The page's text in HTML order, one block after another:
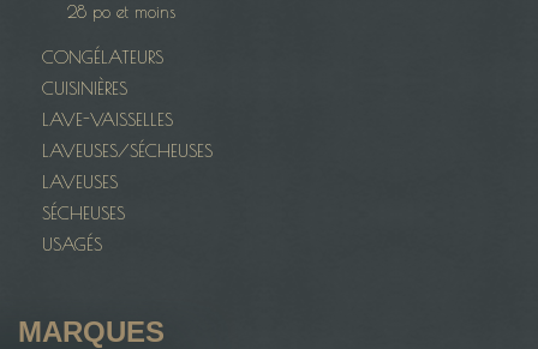
28 po et moins
CONGÉLATEURS
CUISINIÈRES
LAVE-VAISSELLES
LAVEUSES/SÉCHEUSES
LAVEUSES
SÉCHEUSES
USAGÉS
MARQUES